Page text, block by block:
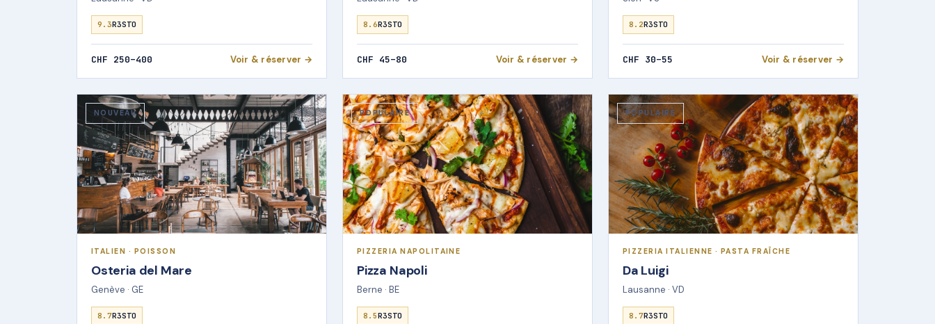
9.3R3STO
CHF 250–400 Voir & réserver →
8.6R3STO
CHF 45–80 Voir & réserver →
8.2R3STO
CHF 30–55 Voir & réserver →
NOUVEAU
ITALIEN · POISSON
Osteria del Mare
Genève · GE
8.7R3STO
POPULAIRE
PIZZERIA NAPOLITAINE
Pizza Napoli
Berne · BE
8.5R3STO
POPULAIRE
PIZZERIA ITALIENNE · PASTA FRAÎCHE
Da Luigi
Lausanne · VD
8.7R3STO